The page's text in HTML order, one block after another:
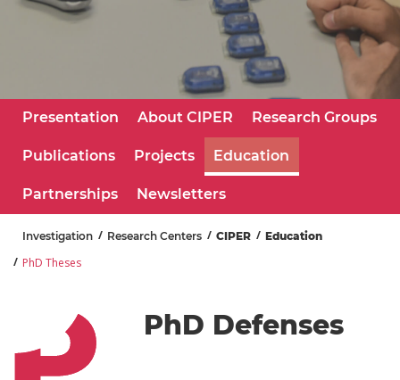
Presentation About CIPER Research Groups
Publications Projects Education
Partnerships Newsletters
Investigation Research Centers CIPER Education
PhD Theses
PhD Defenses